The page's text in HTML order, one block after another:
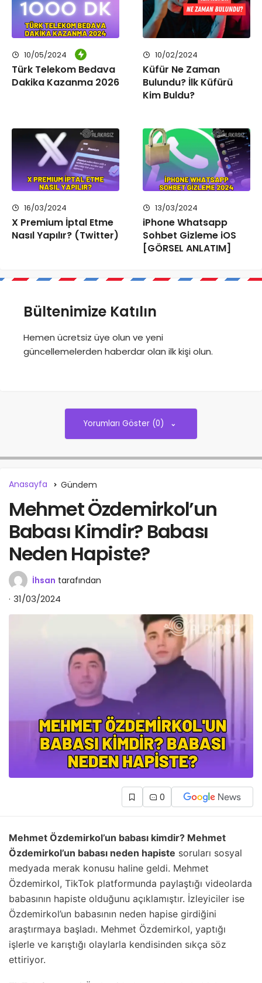
10/05/2024
Türk Telekom Bedava
Dakika Kazanma 2026
10/02/2024
Küfür Ne Zaman
Bulundu? İlk Küfürü
Kim Buldu?
16/03/2024
X Premium İptal Etme
Nasıl Yapılır? (Twitter)
13/03/2024
iPhone Whatsapp
Sohbet Gizleme iOS
[GÖRSEL ANLATIM]
Bültenimize Katılın
Hemen ücretsiz üye olun ve yeni
güncellemelerden haberdar olan ilk kişi olun.
Yorumları Göster (0)
Anasayfa Gündem
Mehmet Özdemirkol’un
Babası Kimdir? Babası
Neden Hapiste?
İhsan tarafından
31/03/2024
0
Mehmet Özdemirkol’un babası kimdir? Mehmet
Özdemirkol’un babası neden hapiste soruları sosyal
medyada merak konusu haline geldi. Mehmet
Özdemirkol, TikTok platformunda paylaştığı videolarda
babasının hapiste olduğunu açıklamıştır. İzleyiciler ise
Özdemirkol’un babasının neden hapise girdiğini
araştırmaya başladı. Mehmet Özdemirkol, yaptığı
işlerle ve karıştığı olaylarla kendisinden sıkça söz
ettiriyor.